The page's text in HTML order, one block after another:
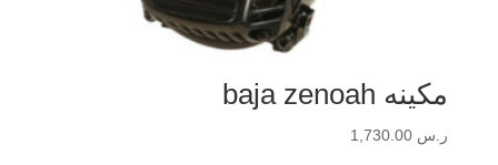
مكينه baja zenoah
ر.س